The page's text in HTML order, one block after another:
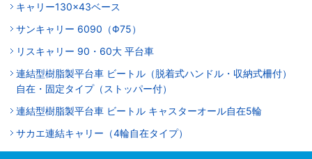
キャリー130×43ベース
サンキャリー 6090（Φ75）
リスキャリー 90・60大 平台車
連結型樹脂製平台車 ビートル（脱着式ハンドル・収納式柵付）
自在・固定タイプ（ストッパー付）
連結型樹脂製平台車 ビートル キャスターオール自在5輪
サカエ連結キャリー（4輪自在タイプ）